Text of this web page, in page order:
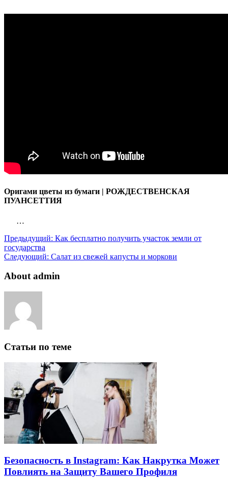
Оригами цветы из бумаги | РОЖДЕСТВЕНСКАЯ
ПУАНСЕТТИЯ
…
Предыдущий: Как бесплатно получить участок земли от
государства
Следующий: Салат из свежей капусты и моркови
About admin
Статьи по теме
Безопасность в Instagram: Как Накрутка Может
Повлиять на Защиту Вашего Профиля